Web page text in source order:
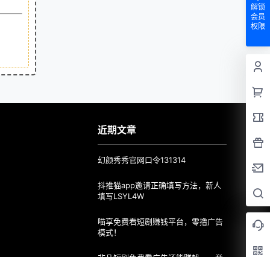
解锁
会员
权限
近期文章
幻颜秀秀官网口令131314
抖推猫app邀请正确填写方法，新人
填写LSYL4W
喵享免费看短剧赚钱平台，零撸广告
模式！